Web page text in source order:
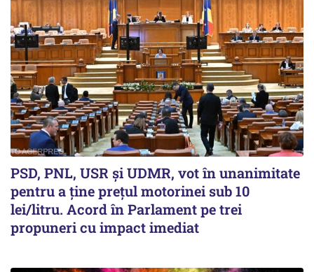
PSD, PNL, USR şi UDMR, vot în unanimitate
pentru a ţine preţul motorinei sub 10
lei/litru. Acord în Parlament pe trei
propuneri cu impact imediat